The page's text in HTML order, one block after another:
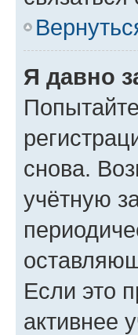
Я давно
снова.
учётную
Если это
активнее